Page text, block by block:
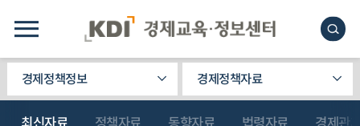
경제정책정보 경제정책자료